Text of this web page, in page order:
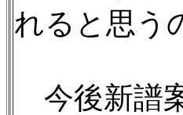
れると思う
今後新譜